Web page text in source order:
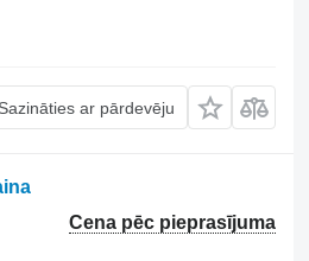
Sazināties ar pārdevēju
Cena pēc pieprasījuma